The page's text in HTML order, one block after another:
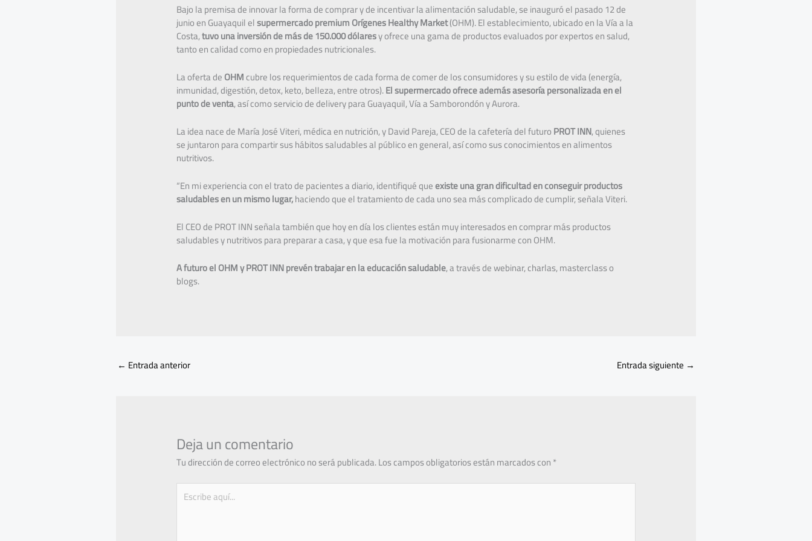
Bajo la premisa de innovar la forma de comprar y de incentivar la alimentación saludable, se inauguró el pasado 12 de
junio en Guayaquil elsupermercado premium Orígenes Healthy Market(OHM). El establecimiento, ubicado en la Vía a la
Costa,tuvo una inversión de más de 150.000 dólaresy ofrece una gama de productos evaluados por expertos en salud,
tanto en calidad como en propiedades nutricionales.
La oferta deOHMcubre los requerimientos de cada forma de comer de los consumidores y su estilo de vida (energía,
inmunidad, digestión, detox, keto, belleza, entre otros).El supermercado ofrece además asesoría personalizada en el
punto de venta, así como servicio de delivery para Guayaquil, Vía a Samborondón y Aurora.
La idea nace de María José Viteri, médica en nutrición, y David Pareja, CEO de la cafetería del futuroPROT INN, quienes
se juntaron para compartir sus hábitos saludables al público en general, así como sus conocimientos en alimentos
nutritivos.
“En mi experiencia con el trato de pacientes a diario, identifiqué queexiste una gran dificultad en conseguir productos
saludables en un mismo lugar,haciendo que el tratamiento de cada uno sea más complicado de cumplir, señala Viteri.
El CEO de PROT INN señala también que hoy en día los clientes están muy interesados en comprar más productos
saludables y nutritivos para preparar a casa, y que esa fue la motivación para fusionarme con OHM.
A futuro el OHM y PROT INN prevén trabajar en la educación saludable, a través de webinar, charlas, masterclass o
blogs.
← Entrada anterior Entrada siguiente →
Deja un comentario
Tu dirección de correo electrónico no será publicada.Los campos obligatorios están marcados con*
Escribe
aquí...